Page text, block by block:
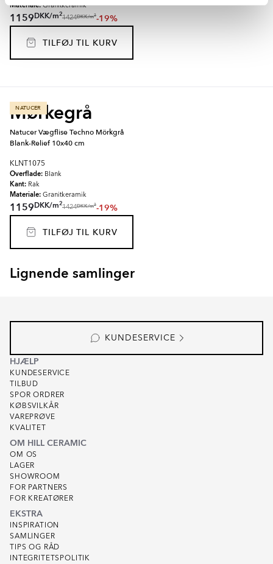
Materiale:Granitkeramik
1159DKK/m2
1424DKK/m2-19%
TILFØJ TIL KURV
Mørkegrå
NATUCER
Natucer Vægflise Techno Mörkgrå
Blank-Relief 10x40 cm
KLNT1075
Overflade: Blank
Kant: Rak
Materiale: Granitkeramik
1159DKK/m2
1424DKK/m2-19%
TILFØJ TIL KURV
Lignende samlinger
OXID
KUNDESERVICE
HJÆLP
KUNDESERVICE
TILBUD
SPOR ORDRER
KØBSVILKÅR
VAREPRØVE
KVALITET
OM HILL CERAMIC
OM OS
LAGER
SHOWROOM
FOR PARTNERS
FOR KREATØRER
EKSTRA
INSPIRATION
SAMLINGER
TIPS OG RÅD
INTEGRITETSPOLITIK